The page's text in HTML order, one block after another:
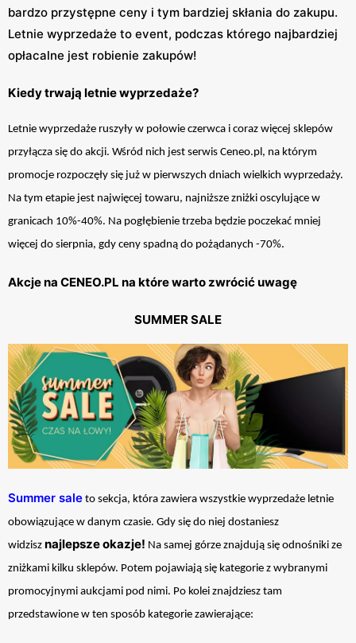
bardzo przystępne ceny i tym bardziej skłania do zakupu.
Letnie wyprzedaże to event, podczas którego najbardziej
opłacalne jest robienie zakupów!
Kiedy trwają letnie wyprzedaże?
Letnie wyprzedaże ruszyły w połowie czerwca i coraz więcej sklepów
przyłącza się do akcji. Wśród nich jest serwis Ceneo.pl, na którym
promocje rozpoczęły się już w pierwszych dniach wielkich wyprzedaży.
Na tym etapie jest najwięcej towaru, najniższe zniżki oscylujące w
granicach 10%-40%. Na pogłębienie trzeba będzie poczekać mniej
więcej do sierpnia, gdy ceny spadną do pożądanych -70%.
Akcje na CENEO.PL na które warto zwrócić uwagę
SUMMER SALE
Summer sale to sekcja, która zawiera wszystkie wyprzedaże letnie
obowiązujące w danym czasie. Gdy się do niej dostaniesz
widzisz najlepsze okazje! Na samej górze znajdują się odnośniki ze
zniżkami kilku sklepów. Potem pojawiają się kategorie z wybranymi
promocyjnymi aukcjami pod nimi. Po kolei znajdziesz tam
przedstawione w ten sposób kategorie zawierające: